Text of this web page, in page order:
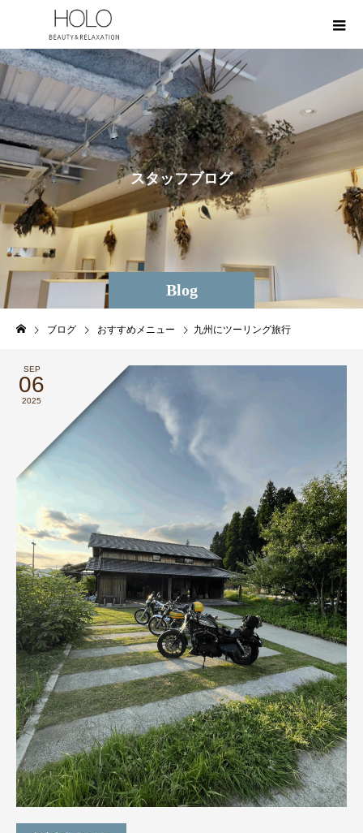
Blog
スタッフブログ
ブログ おすすめメニュー 九州にツーリング旅行
SEP
06
2025